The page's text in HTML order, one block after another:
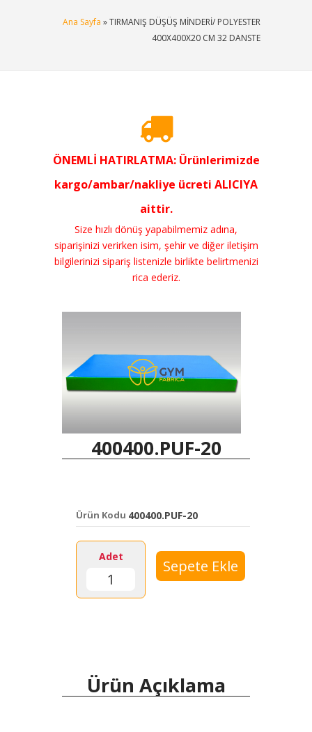
Ana Sayfa » TIRMANIŞ DÜŞÜŞ MİNDERİ/ POLYESTER
400X400X20 CM 32 DANSTE
ÖNEMLİ HATIRLATMA: Ürünlerimizde
kargo/ambar/nakliye ücreti ALICIYA
aittir.
Size hızlı dönüş yapabilmemiz adına,
siparişinizi verirken isim, şehir ve diğer iletişim
bilgilerinizi sipariş listenizle birlikte belirtmenizi
rica ederiz.
400400.PUF-20
Ürün Kodu 400400.PUF-20
Adet
Ürün Açıklama